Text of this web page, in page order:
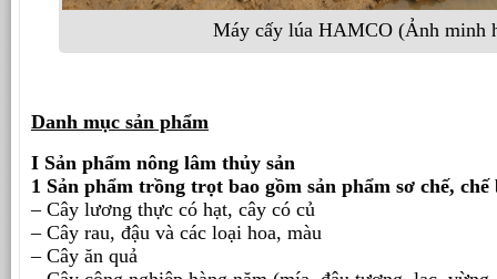
Máy cấy lúa HAMCO (Ảnh minh
Danh mục sản phẩm
I Sản phẩm nông lâm thủy sản
1 Sản phẩm trồng trọt bao gồm sản phẩm sơ chế,
– Cây lương thực có hạt, cây có củ
– Cây rau, đậu và các loại hoa, màu
– Cây ăn quả